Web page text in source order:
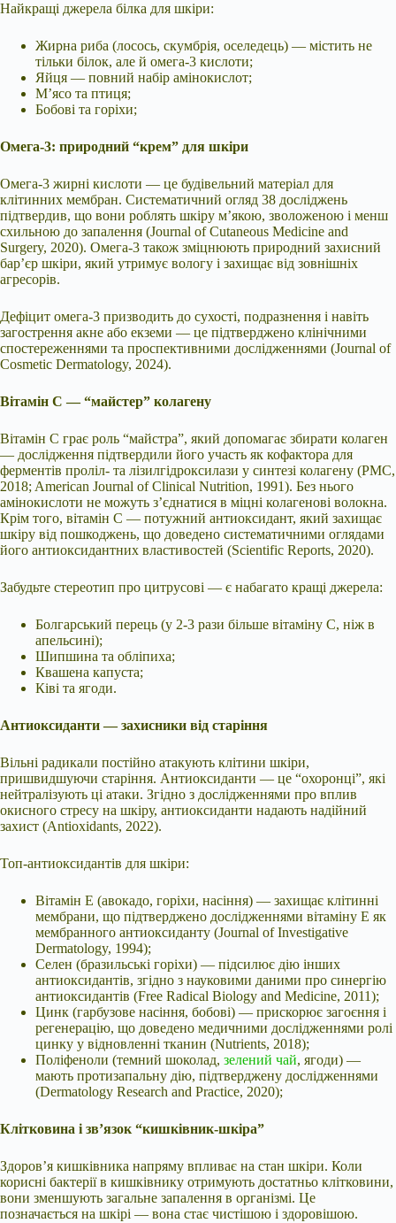
Найкращі джерела білка для шкіри:
Жирна риба (лосось, скумбрія, оселедець) — містить не
тільки білок, але й омега-3 кислоти;
Яйця — повний набір амінокислот;
М’ясо та птиця;
Бобові та горіхи;
Омега-3: природний “крем” для шкіри
Омега-3 жирні кислоти — це будівельний матеріал для
клітинних мембран. Систематичний огляд 38 досліджень
підтвердив, що вони роблять шкіру м’якою, зволоженою і менш
схильною до запалення (Journal of Cutaneous Medicine and
Surgery, 2020). Омега-3 також зміцнюють природний захисний
бар’єр шкіри, який утримує вологу і захищає від зовнішніх
агресорів.
Дефіцит омега-3 призводить до сухості, подразнення і навіть
загострення акне або екземи — це підтверджено клінічними
спостереженнями та проспективними дослідженнями (Journal of
Cosmetic Dermatology, 2024).
Вітамін С — “майстер” колагену
Вітамін С грає роль “майстра”, який допомагає збирати колаген
— дослідження підтвердили його участь як кофактора для
ферментів проліл- та лізилгідроксилази у синтезі колагену (PMC,
2018; American Journal of Clinical Nutrition, 1991). Без нього
амінокислоти не можуть з’єднатися в міцні колагенові волокна.
Крім того, вітамін С — потужний антиоксидант, який захищає
шкіру від пошкоджень, що доведено систематичними оглядами
його антиоксидантних властивостей (Scientific Reports, 2020).
Забудьте стереотип про цитрусові — є набагато кращі джерела:
Болгарський перець (у 2-3 рази більше вітаміну С, ніж в
апельсині);
Шипшина та обліпиха;
Квашена капуста;
Ківі та ягоди.
Антиоксиданти — захисники від старіння
Вільні радикали постійно атакують клітини шкіри,
пришвидшуючи старіння. Антиоксиданти — це “охоронці”, які
нейтралізують ці атаки. Згідно з дослідженнями про вплив
окисного стресу на шкіру, антиоксиданти надають надійний
захист (Antioxidants, 2022).
Топ-антиоксидантів для шкіри:
Вітамін Е (авокадо, горіхи, насіння) — захищає клітинні
мембрани, що підтверджено дослідженнями вітаміну Е як
мембранного антиоксиданту (Journal of Investigative
Dermatology, 1994);
Селен (бразильські горіхи) — підсилює дію інших
антиоксидантів, згідно з науковими даними про синергію
антиоксидантів (Free Radical Biology and Medicine, 2011);
Цинк (гарбузове насіння, бобові) — прискорює загоєння і
регенерацію, що доведено медичними дослідженнями ролі
цинку у відновленні тканин (Nutrients, 2018);
Поліфеноли (темний шоколад, зелений чай, ягоди) —
мають протизапальну дію, підтверджену дослідженнями
(Dermatology Research and Practice, 2020);
Клітковина і зв’язок “кишківник-шкіра”
Здоров’я кишківника напряму впливає на стан шкіри. Коли
корисні бактерії в кишківнику отримують достатньо клітковини,
вони зменшують загальне запалення в організмі. Це
позначається на шкірі — вона стає чистішою і здоровішою.